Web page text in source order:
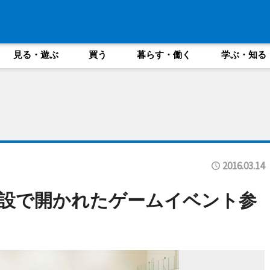
見る・遊ぶ 買う 暮らす・働く 学ぶ・知る
2016.03.14
で開かれたゲームイベント参